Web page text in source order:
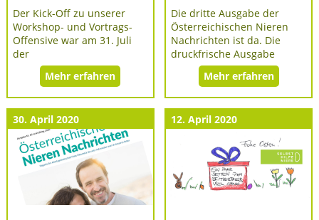
Der Kick-Off zu unserer
Workshop- und Vortrags-
Offensive war am 31. Juli
der
Mehr erfahren
Die dritte Ausgabe der
Österreichischen Nieren
Nachrichten ist da. Die
druckfrische Ausgabe
Mehr erfahren
30. April 2020 12. April 2020